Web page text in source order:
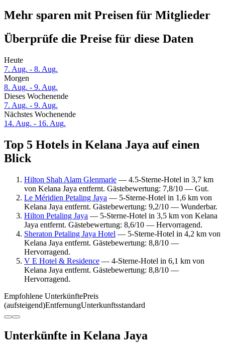
Mehr sparen mit Preisen für Mitglieder
Überprüfe die Preise für diese Daten
Heute
7. Aug. - 8. Aug.
Morgen
8. Aug. - 9. Aug.
Dieses Wochenende
7. Aug. - 9. Aug.
Nächstes Wochenende
14. Aug. - 16. Aug.
Top 5 Hotels in Kelana Jaya auf einen
Blick
Hilton Shah Alam Glenmarie — 4.5-Sterne-Hotel in 3,7 km
von Kelana Jaya entfernt. Gästebewertung: 7,8/10 — Gut.
Le Méridien Petaling Jaya — 5-Sterne-Hotel in 1,6 km von
Kelana Jaya entfernt. Gästebewertung: 9,2/10 — Wunderbar.
Hilton Petaling Jaya — 5-Sterne-Hotel in 3,5 km von Kelana
Jaya entfernt. Gästebewertung: 8,6/10 — Hervorragend.
Sheraton Petaling Jaya Hotel — 5-Sterne-Hotel in 4,2 km von
Kelana Jaya entfernt. Gästebewertung: 8,8/10 —
Hervorragend.
V E Hotel & Residence — 4-Sterne-Hotel in 6,1 km von
Kelana Jaya entfernt. Gästebewertung: 8,8/10 —
Hervorragend.
Empfohlene UnterkünftePreis
(aufsteigend)EntfernungUnterkunftsstandard
Unterkünfte in Kelana Jaya